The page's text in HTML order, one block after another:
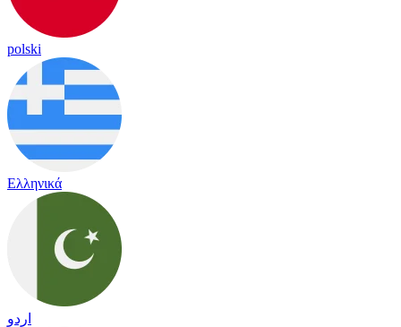
polski
Ελληνικά
اردو